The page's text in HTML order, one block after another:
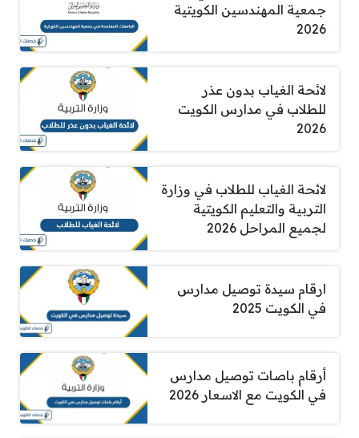
جمعية المهندسين الكويتية
2026
لائحة الغياب بدون عذر
للطلاب في مدارس الكويت
2026
لائحة الغياب للطلاب في وزارة
التربية والتعليم الكويتية
لجميع المراحل 2026
ارقام سيدة توصيل مدارس
في الكويت 2025
أرقام باصات توصيل مدارس
في الكويت مع الاسعار 2026